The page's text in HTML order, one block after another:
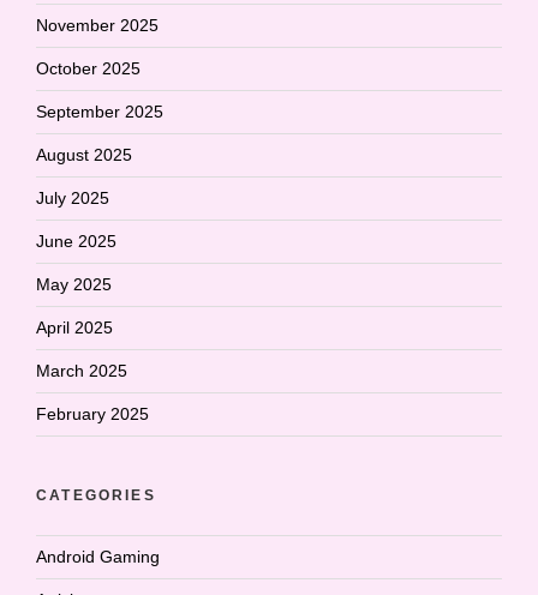
November 2025
October 2025
September 2025
August 2025
July 2025
June 2025
May 2025
April 2025
March 2025
February 2025
CATEGORIES
Android Gaming